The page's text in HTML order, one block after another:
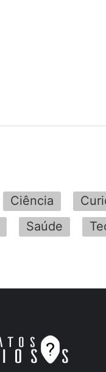
Ciência
Saúde